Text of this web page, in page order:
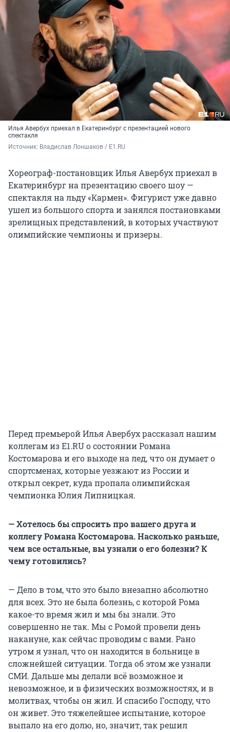
Илья Авербух приехал в Екатеринбург с презентацией нового
спектакля
Источник: Владислав Лоншаков / E1.RU
Хореограф-постановщик Илья Авербух приехал в
Екатеринбург на презентацию своего шоу —
спектакля на льду «Кармен». Фигурист уже давно
ушел из большого спорта и занялся постановками
зрелищных представлений, в которых участвуют
олимпийские чемпионы и призеры.
Перед премьерой Илья Авербух рассказал нашим
коллегам из E1.RU о состоянии Романа
Костомарова и его выходе на лед, что он думает о
спортсменах, которые уезжают из России и
открыл секрет, куда пропала олимпийская
чемпионка Юлия Липницкая.
— Хотелось бы спросить про вашего друга и
коллегу Романа Костомарова. Насколько раньше,
чем все остальные, вы узнали о его болезни? К
чему готовились?
— Дело в том, что это было внезапно абсолютно
для всех. Это не была болезнь, с которой Рома
какое-то время жил и мы бы знали. Это
совершенно не так. Мы с Ромой провели день
накануне, как сейчас проводим с вами. Рано
утром я узнал, что он находится в больнице в
сложнейшей ситуации. Тогда об этом же узнали
СМИ. Дальше мы делали всё возможное и
невозможное, и в физических возможностях, и в
молитвах, чтобы он жил. И спасибо Господу, что
он живет. Это тяжелейшее испытание, которое
выпало на его долю, но, значит, так решил